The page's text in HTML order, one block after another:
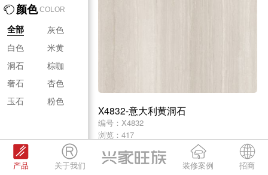
颜色 COLOR
全部
灰色
白色
米黄
洞石
棕咖
奢石
杏色
玉石
粉色
X4832-意大利黄洞石
编号：X4832
浏览：417
产品 关于我们 装修案例 招商